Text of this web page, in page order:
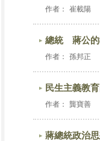
作者： 崔載陽
總統 蔣公的
作者： 孫邦正
民生主義教
作者： 龔寶善
蔣總統政治